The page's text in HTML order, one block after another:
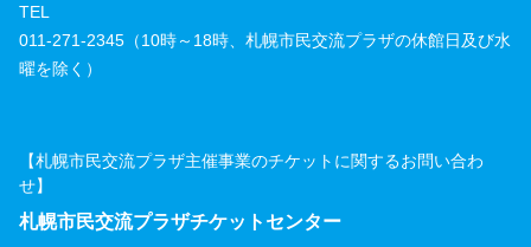
TEL
011-271-2345（10時～18時、札幌市民交流プラザの休館日及び水
曜を除く）
【札幌市民交流プラザ主催事業のチケットに関するお問い合わ
せ】
札幌市民交流プラザチケットセンター